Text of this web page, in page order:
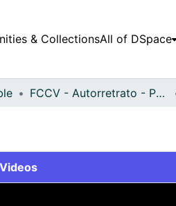
& CollectionsAll of DSpace
FCCV - Autorretrato - Patrimonial